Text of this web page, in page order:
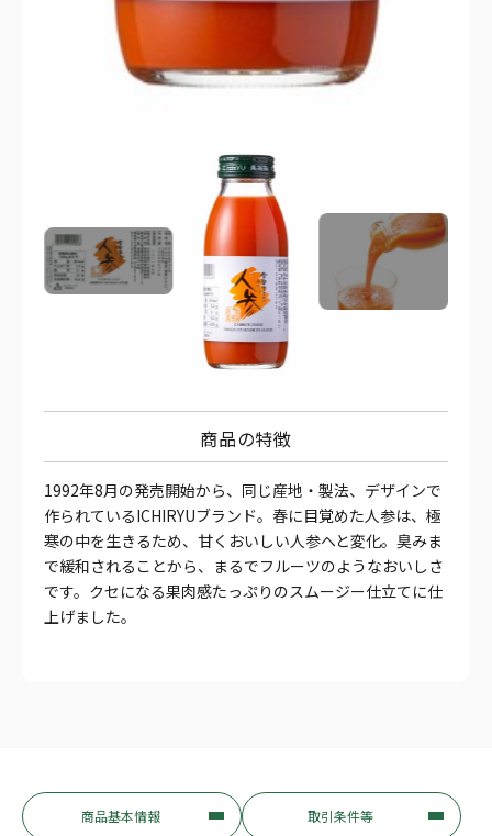
商品の特徴
1992年8月の発売開始から、同じ産地・製法、デザインで
作られているICHIRYUブランド。春に目覚めた人参は、極
寒の中を生きるため、甘くおいしい人参へと変化。臭みま
で緩和されることから、まるでフルーツのようなおいしさ
です。クセになる果肉感たっぷりのスムージー仕立てに仕
上げました。
商品基本情報 取引条件等